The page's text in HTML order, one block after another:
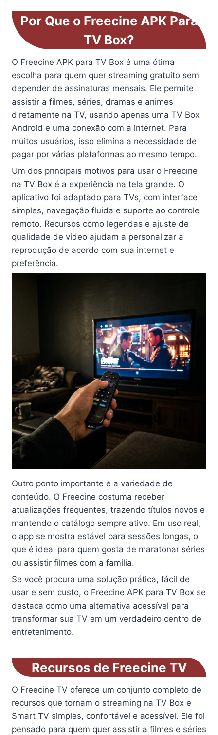
Por Que o Freecine APK Para
TV Box?
O Freecine APK para TV Box é uma ótima
escolha para quem quer streaming gratuito sem
depender de assinaturas mensais. Ele permite
assistir a filmes, séries, dramas e animes
diretamente na TV, usando apenas uma TV Box
Android e uma conexão com a internet. Para
muitos usuários, isso elimina a necessidade de
pagar por várias plataformas ao mesmo tempo.
Um dos principais motivos para usar o Freecine
na TV Box é a experiência na tela grande. O
aplicativo foi adaptado para TVs, com interface
simples, navegação fluida e suporte ao controle
remoto. Recursos como legendas e ajuste de
qualidade de vídeo ajudam a personalizar a
reprodução de acordo com sua internet e
preferência.
Outro ponto importante é a variedade de
conteúdo. O Freecine costuma receber
atualizações frequentes, trazendo títulos novos e
mantendo o catálogo sempre ativo. Em uso real,
o app se mostra estável para sessões longas, o
que é ideal para quem gosta de maratonar séries
ou assistir filmes com a família.
Se você procura uma solução prática, fácil de
usar e sem custo, o Freecine APK para TV Box se
destaca como uma alternativa acessível para
transformar sua TV em um verdadeiro centro de
entretenimento.
Recursos de Freecine TV
O Freecine TV oferece um conjunto completo de
recursos que tornam o streaming na TV Box e
Smart TV simples, confortável e acessível. Ele foi
pensado para quem quer assistir a filmes e séries